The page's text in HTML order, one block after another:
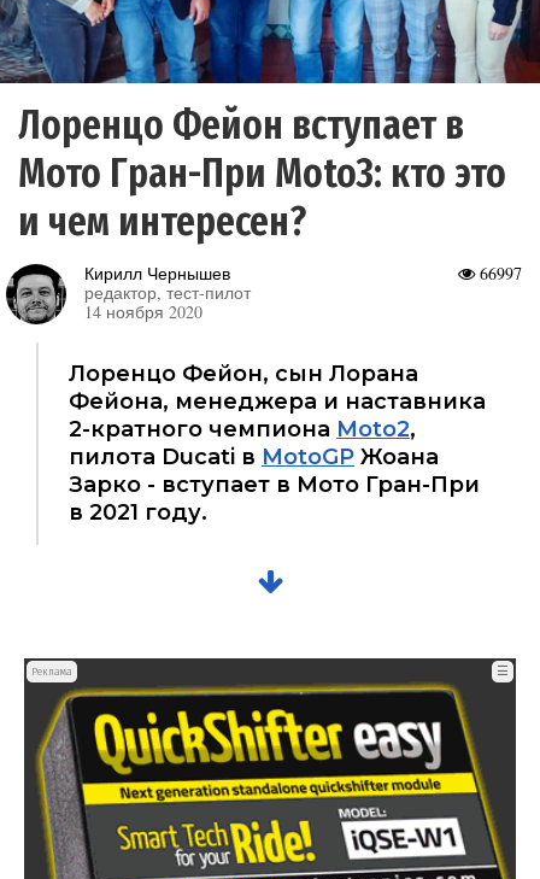
Лоренцо Фейон вступает в
Мото Гран-При Moto3: кто это
и чем интересен?
66997
Кирилл Чернышев
редактор, тест-пилот
14 ноября 2020
Лоренцо Фейон, сын Лорана
Фейона, менеджера и наставника
2-кратного чемпиона Moto2,
пилота Ducati в MotoGP Жоана
Зарко - вступает в Мото Гран-При
в 2021 году.
Реклама ☰